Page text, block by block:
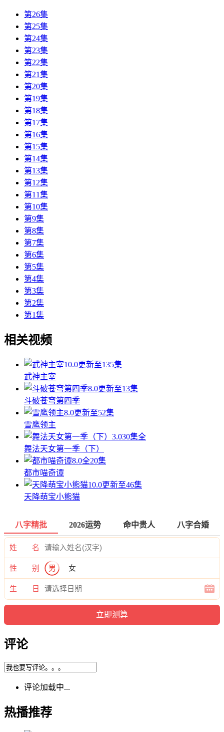
第26集
第25集
第24集
第23集
第22集
第21集
第20集
第19集
第18集
第17集
第16集
第15集
第14集
第13集
第12集
第11集
第10集
第9集
第8集
第7集
第6集
第5集
第4集
第3集
第2集
第1集
相关视频
10.0更新至135集
武神主宰
8.0更新至13集
斗破苍穹第四季
8.0更新至52集
雪鹰领主
3.030集全
舞法天女第一季（下）
8.0全20集
都市喵奇谭
10.0更新至46集
天降萌宝小熊猫
八字精批 2026运势 命中贵人 八字合婚
姓 名
性 别 男 女
生 日
评论
评论加载中...
热播推荐